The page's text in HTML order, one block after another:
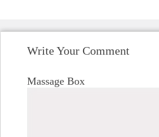
Write Your Comment
Massage Box